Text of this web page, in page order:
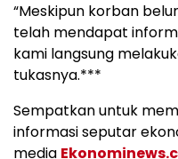
“Meskipun korban
telah mendapat
kami langsung
tukasnya.***
Sempatkan untuk
informasi seputar
media